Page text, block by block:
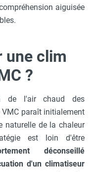
aiguisée
une clim
?
de l'air chaud des
paraît initialement
naturelle de la chaleur
est loin d'être
déconseillé
d'un climatiseur